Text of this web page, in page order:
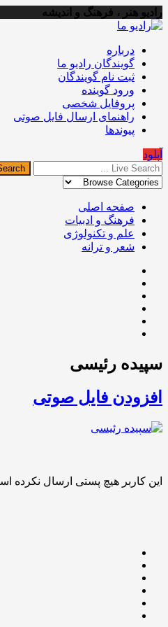
رادیو هنر ، فرهنگ و اندیشه
درباره
گویندگان رادیو ما
ثبت نام گویندگان
ورود گوینده
پروفایل شخصی
راهنمای ارسال فایل صوتی
پیوندها
آپلود
صفحه اصلی
فرهنگ و ادبیات
علم و تکنولوژی
شعر و ترانه
سپیده رئیسی
افزودن فایل صوتی
این کاربر هیچ پستی ارسال نکرده